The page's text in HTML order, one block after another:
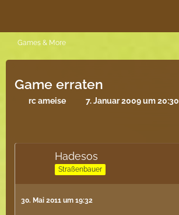
Games & More
Game erraten
rc ameise 7. Januar 2009 um 20:30
Hadesos
Straßenbauer
30. Mai 2011 um 19:32